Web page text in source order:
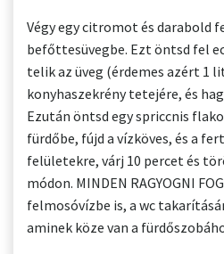
Végy egy citromot és darabold
befőttesüvegbe. Ezt öntsd fel
telik az üveg (érdemes azért 1
konyhaszekrény tetejére, és
Ezután öntsd egy spriccnis
fürdőbe, fújd a vízköves, és a
felületekre, várj 10 percet és
módon. MINDEN RAGYOGNI
felmosóvízbe is, a wc
aminek köze van a